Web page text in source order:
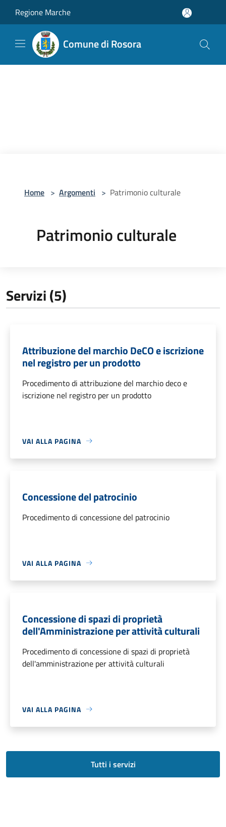
Regione Marche
Comune di Rosora
Home > Argomenti > Patrimonio culturale
Patrimonio culturale
Servizi (5)
Attribuzione del marchio DeCO e iscrizione
nel registro per un prodotto
Procedimento di attribuzione del marchio deco e
iscrizione nel registro per un prodotto
VAI ALLA PAGINA
Concessione del patrocinio
Procedimento di concessione del patrocinio
VAI ALLA PAGINA
Concessione di spazi di proprietà
dell'Amministrazione per attività culturali
Procedimento di concessione di spazi di proprietà
dell'amministrazione per attività culturali
VAI ALLA PAGINA
Tutti i servizi